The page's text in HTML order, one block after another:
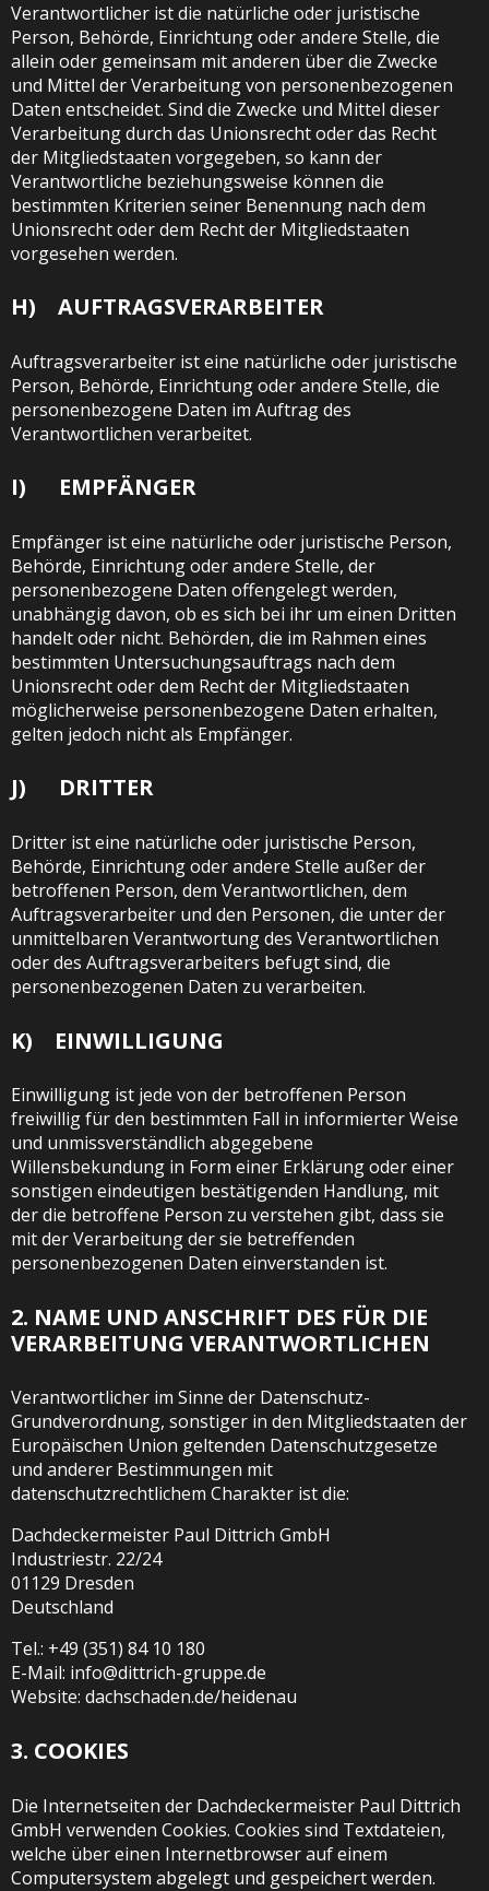
Verantwortlicher ist die natürliche oder juristische
Person, Behörde, Einrichtung oder andere Stelle, die
allein oder gemeinsam mit anderen über die Zwecke
und Mittel der Verarbeitung von personenbezogenen
Daten entscheidet. Sind die Zwecke und Mittel dieser
Verarbeitung durch das Unionsrecht oder das Recht
der Mitgliedstaaten vorgegeben, so kann der
Verantwortliche beziehungsweise können die
bestimmten Kriterien seiner Benennung nach dem
Unionsrecht oder dem Recht der Mitgliedstaaten
vorgesehen werden.
H) AUFTRAGSVERARBEITER
Auftragsverarbeiter ist eine natürliche oder juristische
Person, Behörde, Einrichtung oder andere Stelle, die
personenbezogene Daten im Auftrag des
Verantwortlichen verarbeitet.
I) EMPFÄNGER
Empfänger ist eine natürliche oder juristische Person,
Behörde, Einrichtung oder andere Stelle, der
personenbezogene Daten offengelegt werden,
unabhängig davon, ob es sich bei ihr um einen Dritten
handelt oder nicht. Behörden, die im Rahmen eines
bestimmten Untersuchungsauftrags nach dem
Unionsrecht oder dem Recht der Mitgliedstaaten
möglicherweise personenbezogene Daten erhalten,
gelten jedoch nicht als Empfänger.
J) DRITTER
Dritter ist eine natürliche oder juristische Person,
Behörde, Einrichtung oder andere Stelle außer der
betroffenen Person, dem Verantwortlichen, dem
Auftragsverarbeiter und den Personen, die unter der
unmittelbaren Verantwortung des Verantwortlichen
oder des Auftragsverarbeiters befugt sind, die
personenbezogenen Daten zu verarbeiten.
K) EINWILLIGUNG
Einwilligung ist jede von der betroffenen Person
freiwillig für den bestimmten Fall in informierter Weise
und unmissverständlich abgegebene
Willensbekundung in Form einer Erklärung oder einer
sonstigen eindeutigen bestätigenden Handlung, mit
der die betroffene Person zu verstehen gibt, dass sie
mit der Verarbeitung der sie betreffenden
personenbezogenen Daten einverstanden ist.
2. NAME UND ANSCHRIFT DES FÜR DIE
VERARBEITUNG VERANTWORTLICHEN
Verantwortlicher im Sinne der Datenschutz-
Grundverordnung, sonstiger in den Mitgliedstaaten der
Europäischen Union geltenden Datenschutzgesetze
und anderer Bestimmungen mit
datenschutzrechtlichem Charakter ist die:
Dachdeckermeister Paul Dittrich GmbH
Industriestr. 22/24
01129 Dresden
Deutschland
Tel.: +49 (351) 84 10 180
E-Mail: info@dittrich-gruppe.de
Website: dachschaden.de/heidenau
3. COOKIES
Die Internetseiten der Dachdeckermeister Paul Dittrich
GmbH verwenden Cookies. Cookies sind Textdateien,
welche über einen Internetbrowser auf einem
Computersystem abgelegt und gespeichert werden.